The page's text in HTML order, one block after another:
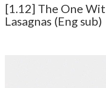
[1.12] The One
Lasagnas (Eng sub)